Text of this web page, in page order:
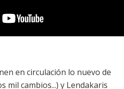
en circulación lo nuevo de
mil cambios...) y Lendakaris